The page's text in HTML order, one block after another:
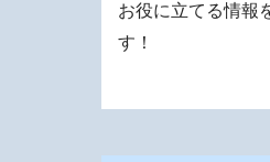
お役に立てる情報
す！